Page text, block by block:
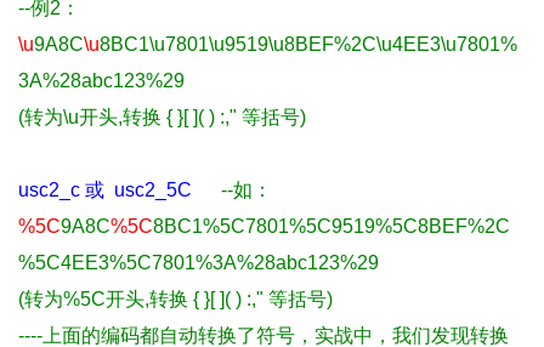
--例2：
\u9A8C\u8BC1\u7801\u9519\u8BEF%2C\u4EE3\u7801%
3A%28abc123%29
(转为\u开头,转换 { }[ ]( ) :," 等括号)
usc2_c 或 usc2_5C
--如：
%5C9A8C%5C8BC1%5C7801%5C9519%5C8BEF%2C
%5C4EE3%5C7801%3A%28abc123%29
(转为%5C开头,转换 { }[ ]( ) :," 等括号)
----上面的编码都自动转换了符号，实战中，我们发现转换